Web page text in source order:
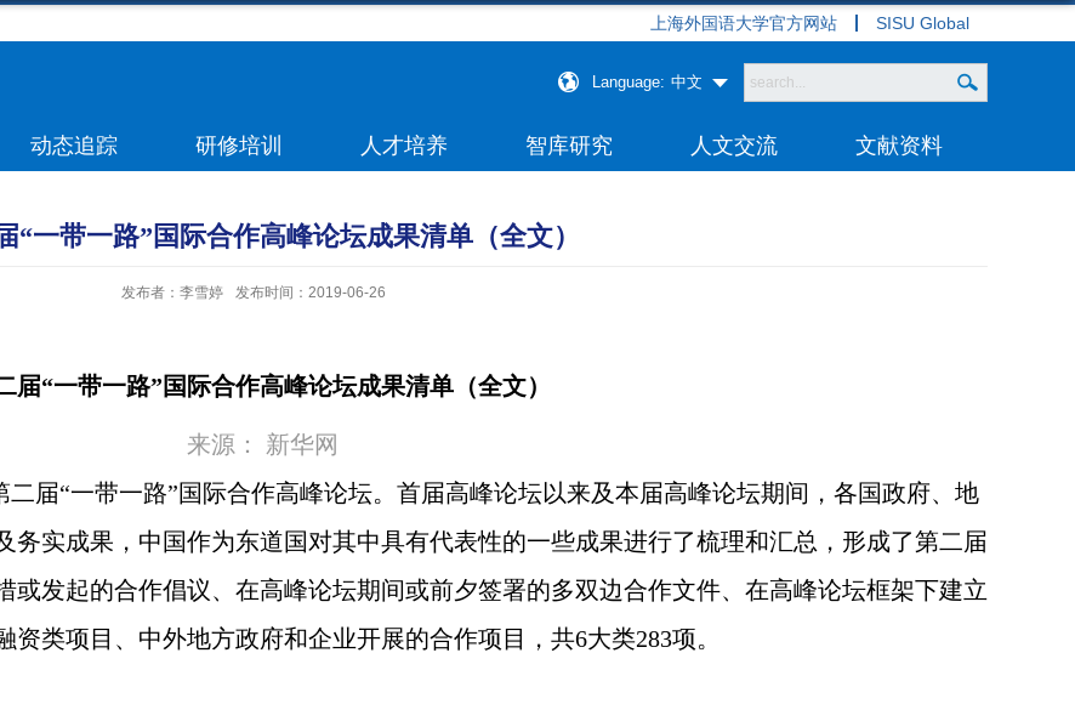
上海外国语大学官方网站 SISU Global
Language: 中文
动态追踪 研修培训 人才培养 智库研究 人文交流 文献资料
“一带一路”国际合作高峰论坛成果清单（全文）
发布者：李雪婷 发布时间：2019-06-26
届“一带一路”国际合作高峰论坛成果清单（全文）
来源： 新华网
二届“一带一路”国际合作高峰论坛。首届高峰论坛以来及本届高峰论坛期间，各国政府、地
务实成果，中国作为东道国对其中具有代表性的一些成果进行了梳理和汇总，形成了第二届
或发起的合作倡议、在高峰论坛期间或前夕签署的多双边合作文件、在高峰论坛框架下建立
资类项目、中外地方政府和企业开展的合作项目，共6大类283项。